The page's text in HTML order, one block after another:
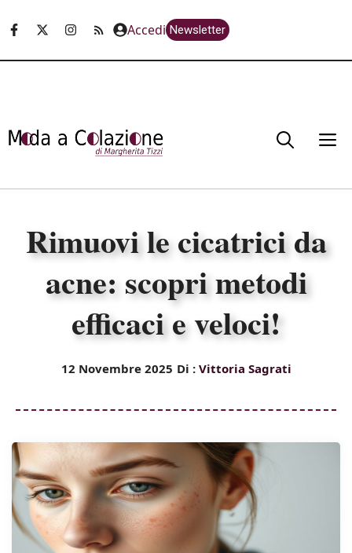
Accedi Newsletter
Rimuovi le cicatrici da
acne: scopri metodi
efficaci e veloci!
12 Novembre 2025 Di : Vittoria Sagrati